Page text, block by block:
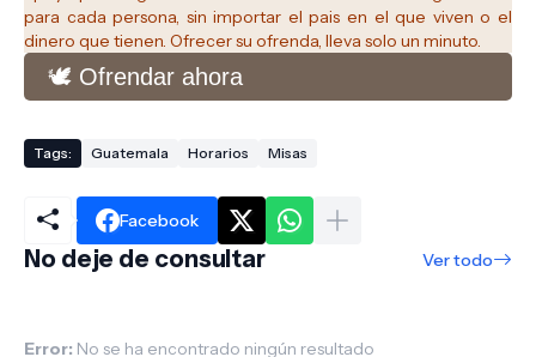
para cada persona, sin importar el pais en el que viven o el
dinero que tienen. Ofrecer su ofrenda, lleva solo un minuto.
🕊️ Ofrendar ahora
Tags: Guatemala Horarios Misas
Facebook
No deje de consultar Ver todo
Error: No se ha encontrado ningún resultado